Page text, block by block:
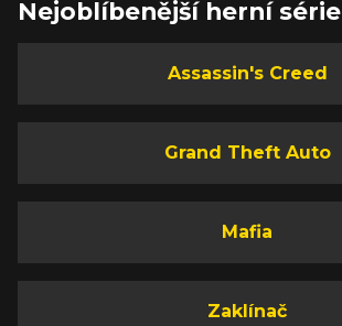
Nejoblíbenější herní série
Assassin's Creed
Grand Theft Auto
Mafia
Zaklínač